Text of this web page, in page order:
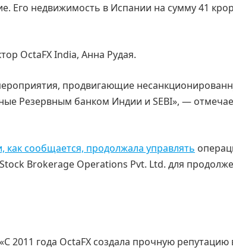
Его недвижимость в Испании на сумму 41
OctaFX India, Анна Рудая.
продвигающие
Резервным банком Индии и SEBI», —
как сообщается, продолжала управлять
Brokerage Operations Pvt. Ltd. для
2011 года OctaFX создала прочную репутацию